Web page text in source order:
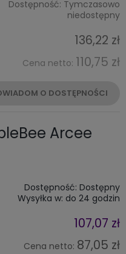
Dostępność: Tymczasowo
niedostępny
136,22 zł
Cena netto: 110,75 zł
O DOSTĘPNOŚCI
Arcee
Dostępność: Dostępny
Wysyłka w: do 24 godzin
107,07 zł
Cena netto: 87,05 zł